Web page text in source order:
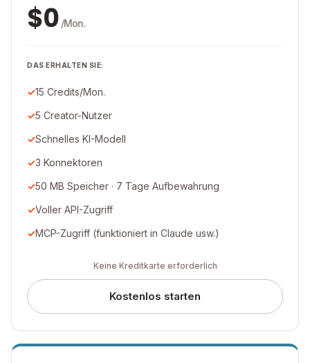
$0 /Mon.
DAS ERHALTEN SIE:
15 Credits/Mon.
5 Creator-Nutzer
Schnelles KI-Modell
3 Konnektoren
50 MB Speicher · 7 Tage Aufbewahrung
Voller API-Zugriff
MCP-Zugriff (funktioniert in Claude usw.)
Keine Kreditkarte erforderlich
Kostenlos starten